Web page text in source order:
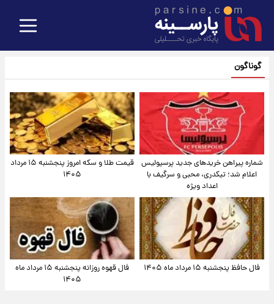
گوناگون
شماره پیراهن خریدهای جدید پرسپولیس
اعلام شد؛ تیکدری، محبی و سرگیف با
اعداد ویژه
قیمت طلا و سکه امروز پنجشنبه ۱۵ مرداد
۱۴۰۵
فال حافظ پنجشنبه ۱۵ مرداد ماه ۱۴۰۵
فال قهوه روزانه پنجشنبه ۱۵ مرداد ماه
۱۴۰۵